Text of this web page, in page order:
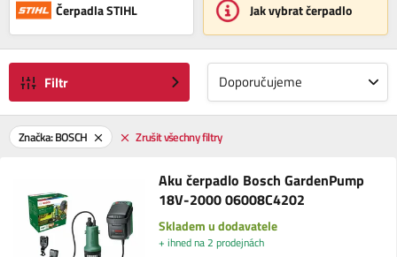
Čerpadla STIHL Jak vybrat čerpadlo
Filtr Doporučujeme
Značka: BOSCH Zrušit všechny filtry
Aku čerpadlo Bosch GardenPump
18V-2000 06008C4202
Skladem u dodavatele
+ ihned na 2 prodejnách